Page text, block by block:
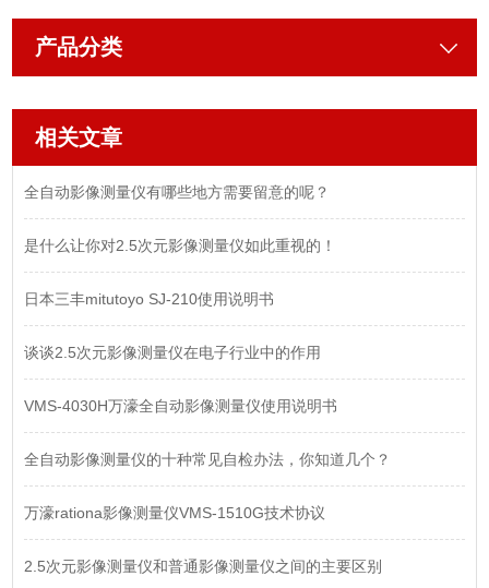
产品分类
相关文章
全自动影像测量仪有哪些地方需要留意的呢？
是什么让你对2.5次元影像测量仪如此重视的！
日本三丰mitutoyo SJ-210使用说明书
谈谈2.5次元影像测量仪在电子行业中的作用
VMS-4030H万濠全自动影像测量仪使用说明书
全自动影像测量仪的十种常见自检办法，你知道几个？
万濠rationa影像测量仪VMS-1510G技术协议
2.5次元影像测量仪和普通影像测量仪之间的主要区别